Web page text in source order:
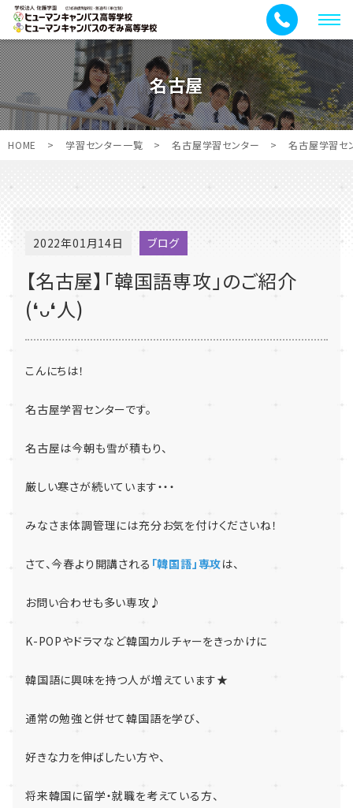
メ
ニ
ュ
ー
名古屋
HOME > 学習センター一覧 > 名古屋学習センター > 名古屋学習セ
2022年01月14日 ブログ
【名古屋】「韓国語専攻」のご紹介
(❛ᴗ❛人)
こんにちは！
名古屋学習センターです。
名古屋は今朝も雪が積もり、
厳しい寒さが続いています・・・
みなさま体調管理には充分お気を付けくださいね！
さて、今春より開講される 「韓国語」専攻は、
お問い合わせも多い専攻♪
K-POPやドラマなど韓国カルチャーをきっかけに
韓国語に興味を持つ人が増えています★
通常の勉強と併せて韓国語を学び、
好きな力を伸ばしたい方や、
将来韓国に留学・就職を考えている方、